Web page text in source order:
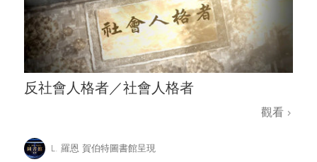
反社會人格者／社會人格者
觀看
L. 羅恩 賀伯特圖書館呈現